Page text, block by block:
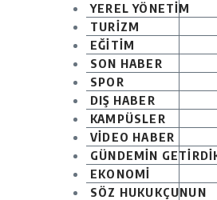
YEREL YÖNETİM
TURİZM
EĞİTİM
SON HABER
SPOR
DIŞ HABER
KAMPÜSLER
VİDEO HABER
GÜNDEMİN
EKONOMİ
SÖZ HUKUKÇUNUN